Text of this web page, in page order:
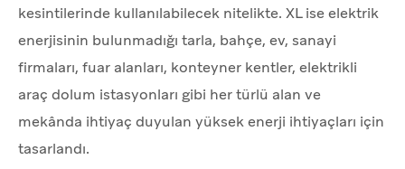
kesintilerinde kullanılabilecek nitelikte. XL ise elektrik
enerjisinin bulunmadığı tarla, bahçe, ev, sanayi
firmaları, fuar alanları, konteyner kentler, elektrikli
araç dolum istasyonları gibi her türlü alan ve
mekânda ihtiyaç duyulan yüksek enerji ihtiyaçları için
tasarlandı.